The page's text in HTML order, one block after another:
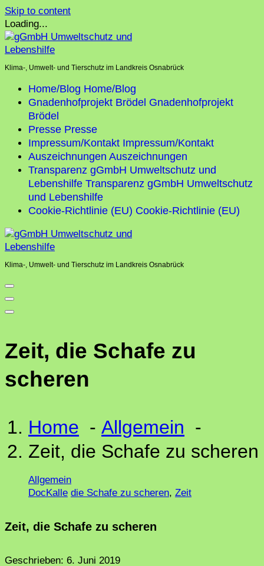
Skip to content
Loading...
Klima-, Umwelt- und Tierschutz im Landkreis Osnabrück
Home/Blog Home/Blog
Gnadenhofprojekt Brödel Gnadenhofprojekt
Brödel
Presse Presse
Impressum/Kontakt Impressum/Kontakt
Auszeichnungen Auszeichnungen
Transparenz gGmbH Umweltschutz und
Lebenshilfe Transparenz gGmbH Umweltschutz
und Lebenshilfe
Cookie-Richtlinie (EU) Cookie-Richtlinie (EU)
Klima-, Umwelt- und Tierschutz im Landkreis Osnabrück
Zeit, die Schafe zu
scheren
Home - Allgemein -
Zeit, die Schafe zu scheren
Allgemein
DocKalle die Schafe zu scheren, Zeit
Zeit, die Schafe zu scheren
Geschrieben: 6. Juni 2019